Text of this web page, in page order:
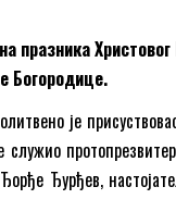
празника
Богородице.
је
служио
Ђурђев,